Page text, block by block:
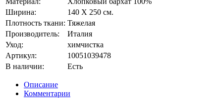
Ширина:
140 Х 250 см.
Плотность ткани: Тяжелая
Производитель:
Италия
Уход:
химчистка
Артикул:
10051039478
В наличии:
Есть
Описание
Комментарии